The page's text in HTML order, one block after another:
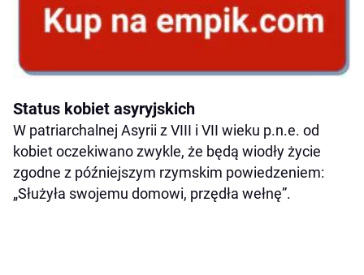
Status kobiet asyryjskich
W patriarchalnej Asyrii z VIII i VII wieku p.n.e. od
kobiet oczekiwano zwykle, że będą wiodły życie
zgodne z późniejszym rzymskim powiedzeniem:
„Służyła swojemu domowi, przędła wełnę”.